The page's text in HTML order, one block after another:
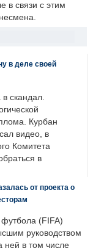
в связи с этим
в деле своей
скандал.
Курбан
видео, в
Комитета
в
от проекта о
(FIFA)
руководством
ней в том числе